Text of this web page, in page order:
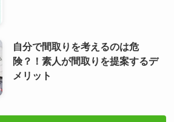
自分で間取りを考えるのは危
険？！素人が間取りを提案するデ
メリット